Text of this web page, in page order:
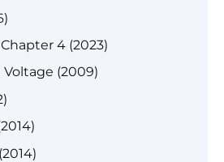
4 (2023)
Voltage (2009)